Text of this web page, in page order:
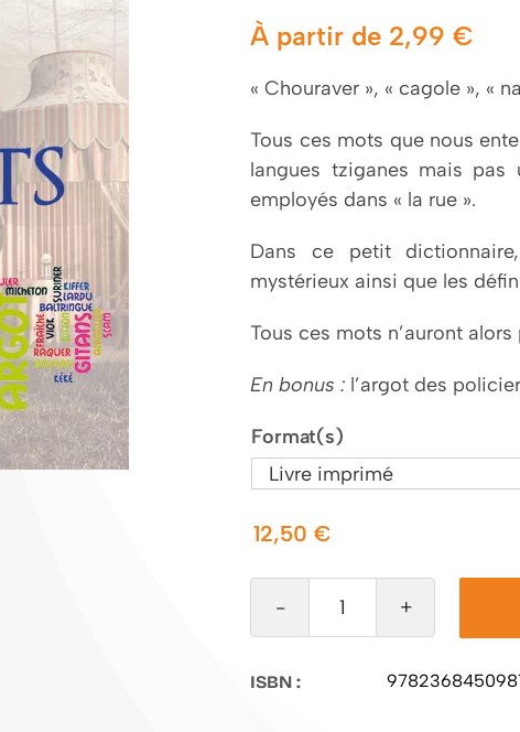
À partir de 2,99€
« Chouraver », « cagole », «
Tous ces mots que nous
langues tziganes mais pas
employés dans « la rue ».
Dans ce petit
mystérieux ainsi que les
Tous ces mots n’auront
En bonus : l’argot des
Format(s)
12,50€
quantité
ISBN :